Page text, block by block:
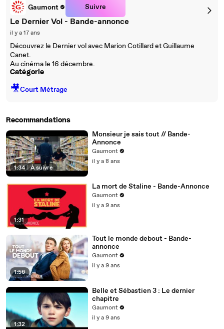
Gaumont Suivre
Le Dernier Vol - Bande-annonce
il y a 17 ans
Découvrez le Dernier vol avec Marion Cotillard et Guillaume
Canet.
Au cinéma le 16 décembre.
Catégorie
🎥Court Métrage
Recommandations
1:34 | À suivre
Monsieur je sais tout // Bande-
Annonce
Gaumont
il y a 8 ans
1:31
La mort de Staline - Bande-Annonce
Gaumont
il y a 9 ans
1:56
Tout le monde debout - Bande-
annonce
Gaumont
il y a 9 ans
1:32
Belle et Sébastien 3 : Le dernier
chapitre
Gaumont
il y a 9 ans